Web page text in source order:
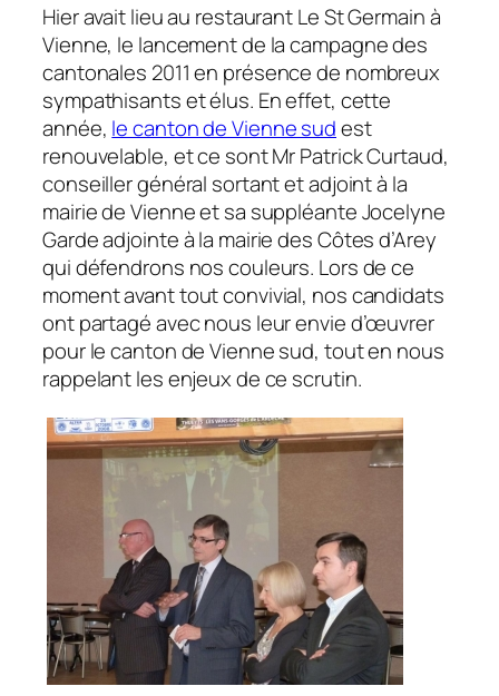
Hier avait lieu au restaurant Le St Germain à
Vienne, le lancement de la campagne des
cantonales 2011 en présence de nombreux
sympathisants et élus. En effet, cette
année, le canton de Vienne sudest
renouvelable, et ce sont Mr Patrick Curtaud,
conseiller général sortant et adjoint à la
mairie de Vienne et sa suppléante Jocelyne
Garde adjointe à la mairie des Côtes d’Arey
qui défendrons nos couleurs. Lors de ce
moment avant tout convivial, nos candidats
ont partagé avec nous leur envie d’œuvrer
pour le canton de Vienne sud, tout en nous
rappelant les enjeux de ce scrutin.